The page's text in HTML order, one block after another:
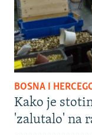
BOSNA I
Kako je
'zalutalo' na